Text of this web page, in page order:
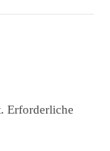
Erforderliche